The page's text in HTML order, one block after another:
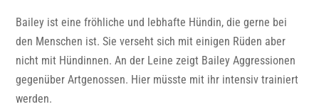
Bailey ist eine fröhliche und lebhafte Hündin, die gerne bei
den Menschen ist. Sie verseht sich mit einigen Rüden aber
nicht mit Hündinnen. An der Leine zeigt Bailey Aggressionen
gegenüber Artgenossen. Hier müsste mit ihr intensiv trainiert
werden.